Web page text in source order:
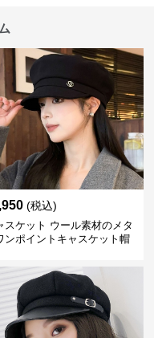
(税込)
スケット ウール素材のメタ
ンポイントキャスケット帽